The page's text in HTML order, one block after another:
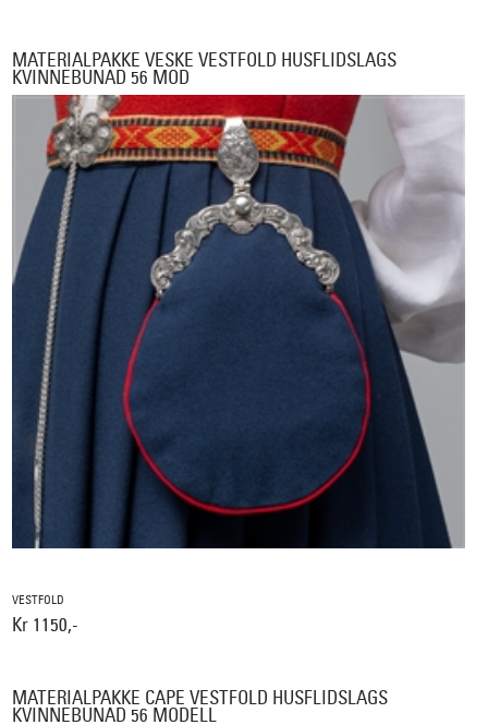
MATERIALPAKKE VESKE VESTFOLD HUSFLIDSLAGS
KVINNEBUNAD 56 MOD
VESTFOLD
Kr 1150,-
MATERIALPAKKE CAPE VESTFOLD HUSFLIDSLAGS
KVINNEBUNAD 56 MODELL